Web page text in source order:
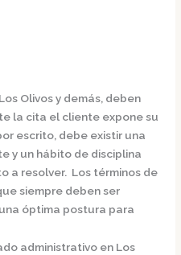
Olivosy demás, deben
la cita el cliente expone su
escrito, debe existir una
y un hábito de disciplina
a resolver. Los términos de
siempre deben ser
óptima postura para
administrativo en Los